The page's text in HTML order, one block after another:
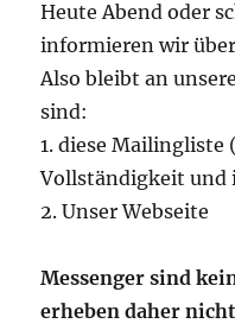
Heute Abend oder
informieren wir
Also bleibt an
sind:
1. diese Mailingliste
Vollständigkeit und
2. Unser Webseite
Messenger sind
erheben daher